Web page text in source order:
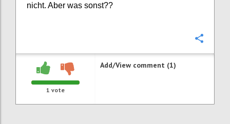
nicht. Aber was sonst??
1 vote
Add/View comment (1)